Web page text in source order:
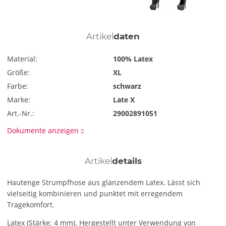
Artikeldaten
Material:
100% Latex
Größe:
XL
Farbe:
schwarz
Marke:
Late X
Art.-Nr.:
29002891051
Dokumente anzeigen
Artikeldetails
Hautenge Strumpfhose aus glänzendem Latex. Lässt sich
vielseitig kombinieren und punktet mit erregendem
Tragekomfort.
Latex (Stärke: 4 mm). Hergestellt unter Verwendung von